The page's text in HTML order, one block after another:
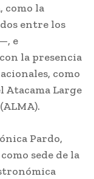
como la
entre los
e
la presencia
como
Atacama Large
Pardo,
sede de la